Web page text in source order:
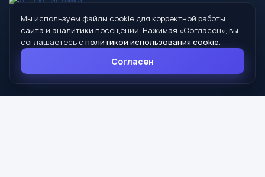
© 2026 Управление образования Администрации МО
Сухой Лог
624800, Свердловская область, г. Сухой Лог, ул. Кирова, дом 7
8 (34373) 4-33-85
Мы используем файлы cookie для корректной работы
сайта и аналитики посещений. Нажимая «Согласен», вы
соглашаетесь с политикой использования cookie.
Согласен